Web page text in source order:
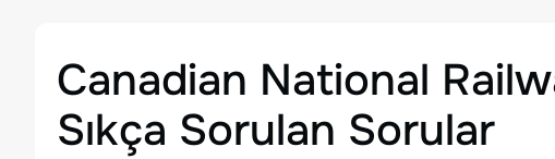
Canadian National
Sıkça Sorulan Sorular